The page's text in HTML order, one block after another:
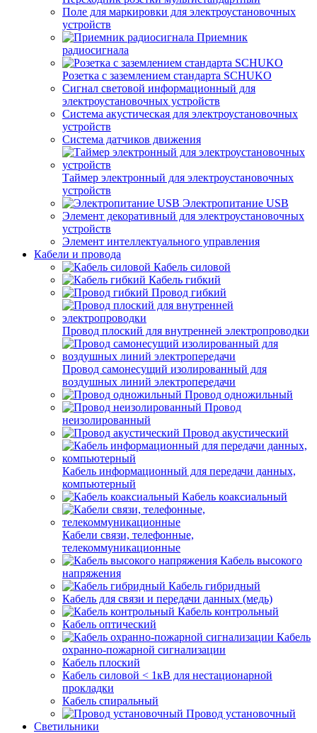
Поле для маркировки для электроустановочных
устройств
Приемник
радиосигнала
Розетка с заземлением стандарта SCHUKO
Сигнал световой информационный для
электроустановочных устройств
Система акустическая для электроустановочных
устройств
Система датчиков движения
Таймер электронный для электроустановочных
устройств
Электропитание USB
Элемент декоративный для электроустановочных
устройств
Элемент интеллектуального управления
Кабели и провода
Кабель силовой
Кабель гибкий
Провод гибкий
Провод плоский для внутренней электропроводки
Провод самонесущий изолированный для
воздушных линий электропередачи
Провод одножильный
Провод
неизолированный
Провод акустический
Кабель информационный для передачи данных,
компьютерный
Кабель коаксиальный
Кабели связи, телефонные,
телекоммуникационные
Кабель высокого
напряжения
Кабель гибридный
Кабель для связи и передачи данных (медь)
Кабель контрольный
Кабель оптический
Кабель
охранно-пожарной сигнализации
Кабель плоский
Кабель силовой < 1кВ для нестационарной
прокладки
Кабель спиральный
Провод установочный
Светильники